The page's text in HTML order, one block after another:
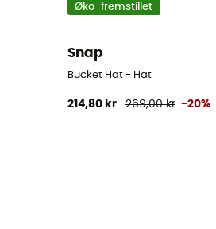
Øko-fremstillet
Snap
Bucket Hat - Hat
214,80 kr 269,00 kr -20%